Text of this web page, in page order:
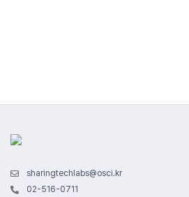
sharingtechlabs@osci.kr
02-516-0711